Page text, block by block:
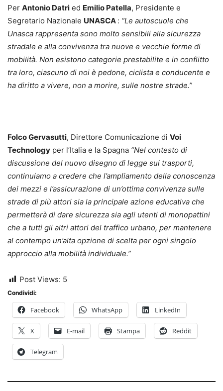
Per Antonio Datri ed Emilio Patella, Presidente e
Segretario Nazionale UNASCA : “Le autoscuole che
Unasca rappresenta sono molto sensibili alla sicurezza
stradale e alla convivenza tra nuove e vecchie forme di
mobilità. Non esistono categorie prestabilite e in conflitto
tra loro, ciascuno di noi è pedone, ciclista e conducente e
ha diritto a vivere, non a morire, sulle nostre strade.”
Folco Gervasutti, Direttore Comunicazione di Voi
Technology per l’Italia e la Spagna “Nel contesto di
discussione del nuovo disegno di legge sui trasporti,
continuiamo a credere che l’ampliamento della conoscenza
dei mezzi e l’assicurazione di un’ottima convivenza sulle
strade di più attori sia la principale azione educativa che
permetterà di dare sicurezza sia agli utenti di monopattini
che a tutti gli altri attori del traffico urbano, per mantenere
al contempo un’alta opzione di scelta per ogni singolo
approccio alla mobilità individuale.”
Post Views: 5
Condividi:
Facebook WhatsApp LinkedIn
X E-mail Stampa Reddit
Telegram